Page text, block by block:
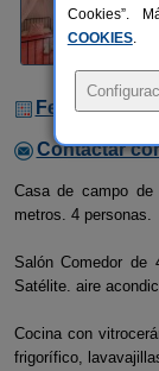
Fechas
Contactar
Casa de campo
metros. 4 personas.
Salón Comedor de
Satélite. aire
Cocina con
frigorífico,
Cookies”.
COOKIES.